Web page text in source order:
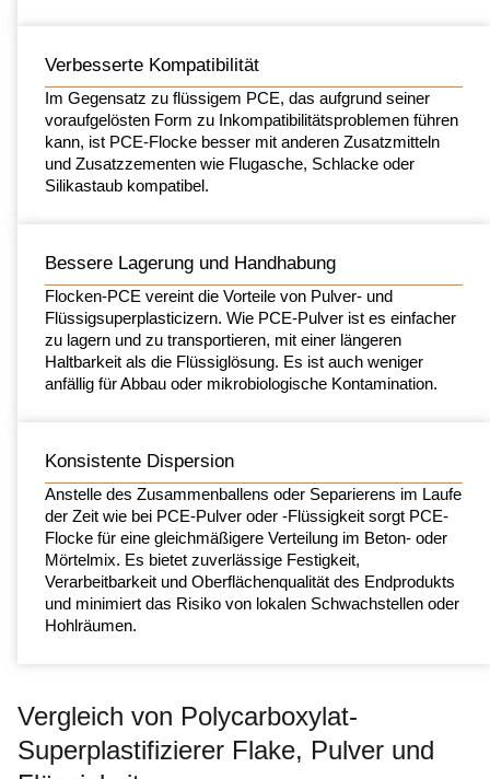
Verbesserte Kompatibilität
Im Gegensatz zu flüssigem PCE, das aufgrund seiner
voraufgelösten Form zu Inkompatibilitätsproblemen führen
kann, ist PCE-Flocke besser mit anderen Zusatzmitteln
und Zusatzzementen wie Flugasche, Schlacke oder
Silikastaub kompatibel.
Bessere Lagerung und Handhabung
Flocken-PCE vereint die Vorteile von Pulver- und
Flüssigsuperplasticizern. Wie PCE-Pulver ist es einfacher
zu lagern und zu transportieren, mit einer längeren
Haltbarkeit als die Flüssiglösung. Es ist auch weniger
anfällig für Abbau oder mikrobiologische Kontamination.
Konsistente Dispersion
Anstelle des Zusammenballens oder Separierens im Laufe
der Zeit wie bei PCE-Pulver oder -Flüssigkeit sorgt PCE-
Flocke für eine gleichmäßigere Verteilung im Beton- oder
Mörtelmix. Es bietet zuverlässige Festigkeit,
Verarbeitbarkeit und Oberflächenqualität des Endprodukts
und minimiert das Risiko von lokalen Schwachstellen oder
Hohlräumen.
Vergleich von Polycarboxylat-
Superplastifizierer Flake, Pulver und